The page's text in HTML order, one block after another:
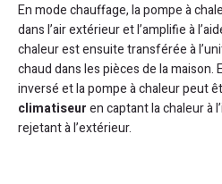
En mode chauffage, la pompe à
dans l’air extérieur et l’amplifie à
chaleur est ensuite transférée à
chaud dans les pièces de la maison.
inversé et la pompe à chaleur peut
climatiseuren captant la chaleur à
rejetant à l’extérieur.